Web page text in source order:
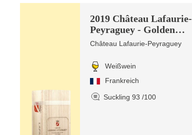
2019 Château Lafaurie-
Peyraguey - Golden
Edition
Château Lafaurie-Peyraguey
Weißwein
Frankreich
Suckling 93 /100